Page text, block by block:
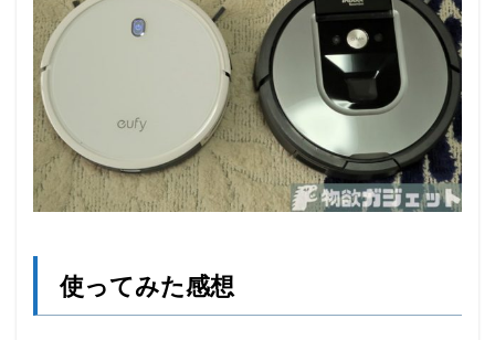
使ってみた感想